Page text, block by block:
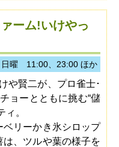
ーム!いけやっ
日曜 11:00、23:00 ほか
や賢二が、プロ雀士･
ョーとともに挑む“儲
。
リーかき氷シロップ
、ツルや葉の様子を